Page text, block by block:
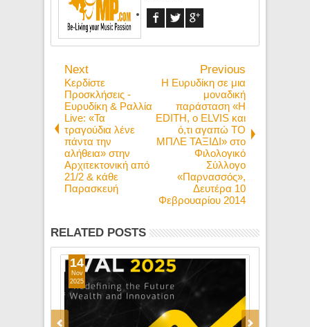
Next
Κερδίστε
Προσκλήσεις -
Ευρυδίκη & Ραλλία
Live: «Τα
τραγούδια λένε
πάντα την
αλήθεια» στην
Αρχιτεκτονική από
21/2 & κάθε
Παρασκευή
Previous
Η Ευρυδίκη σε μια
μοναδική
παράσταση «Η
EDITH, ο ΕLVIS και
ό,τι αγαπώ ΤΟ
ΜΠΛΕ ΤΑΞΙΔΙ» στο
Φιλολογικό
Σύλλογο
«Παρνασσός»,
Δευτέρα 10
Φεβρουαρίου 2014
RELATED POSTS
14
Nov
2025